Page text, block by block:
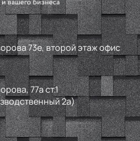
73е, второй этаж офис
77а ст.1
2а)